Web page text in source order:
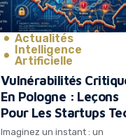
Actualités
Intelligence
Artificielle
Vulnérabilités
En Pologne : Leçons
Pour Les Startups
Imaginez un instant : un